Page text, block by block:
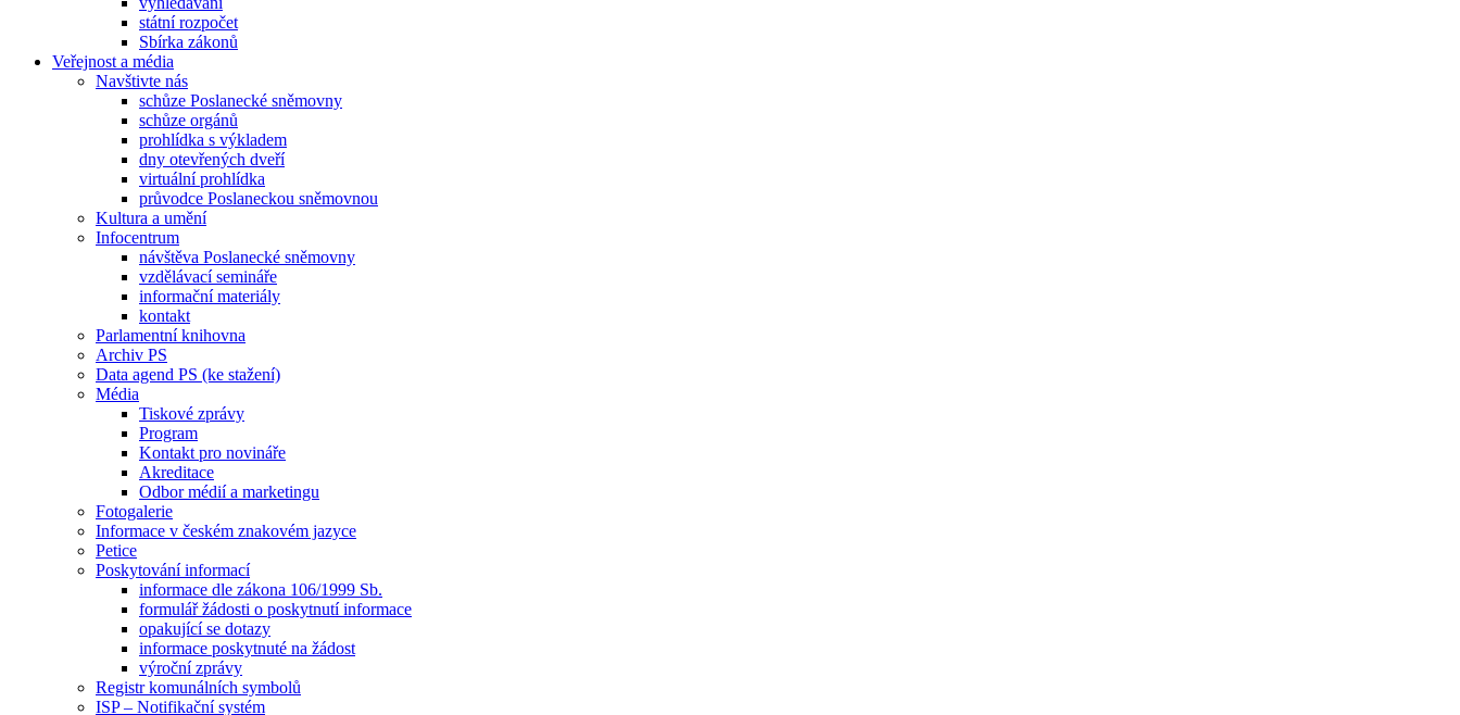
státní rozpočet
Sbírka zákonů
Veřejnost a média
Navštivte nás
schůze Poslanecké sněmovny
schůze orgánů
prohlídka s výkladem
dny otevřených dveří
virtuální prohlídka
průvodce Poslaneckou sněmovnou
Kultura a umění
Infocentrum
návštěva Poslanecké sněmovny
vzdělávací semináře
informační materiály
kontakt
Parlamentní knihovna
Archiv PS
Data agend PS (ke stažení)
Média
Tiskové zprávy
Program
Kontakt pro novináře
Akreditace
Odbor médií a marketingu
Fotogalerie
Informace v českém znakovém jazyce
Petice
Poskytování informací
informace dle zákona 106/1999 Sb.
formulář žádosti o poskytnutí informace
opakující se dotazy
informace poskytnuté na žádost
výroční zprávy
Registr komunálních symbolů
ISP – Notifikační systém